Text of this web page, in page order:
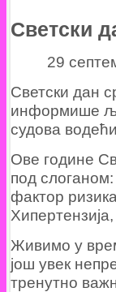
Светски
29
Светски дан
информише
судова
Ове године
под слоганом:
фактор
Живимо у
још увек
тренутно